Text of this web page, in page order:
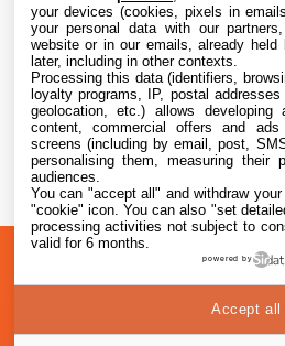
L’App Store est en panne
utilisateurs, selon Apple
7 Aug. 2026 • 19:34
propos
Préférences
cookies
your devices (cookies, pixels in
your personal data with our
website or in our emails, already
later, including in other contexts.
Processing this data (identifiers,
loyalty programs, IP, postal
geolocation, etc.) allows developing
content, commercial offers and
screens (including by email, post,
personalising them, measuring their
audiences.
You can "accept all" and withdraw
"cookie" icon. You can also "set
processing activities not subject to
valid for 6 months.
powered by
Accept all